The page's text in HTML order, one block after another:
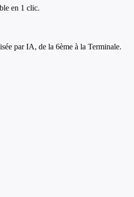
en 1 clic.
par IA, de la 6ème à la Terminale.